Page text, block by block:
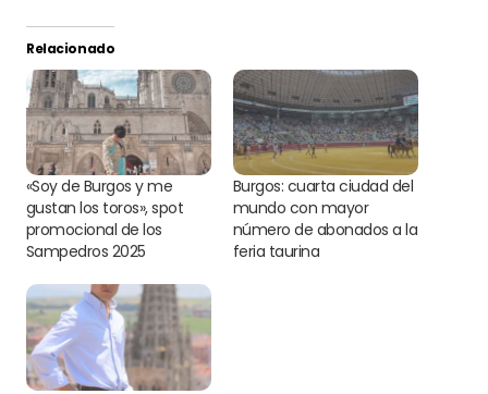
Relacionado
«Soy de Burgos y me
gustan los toros», spot
promocional de los
Sampedros 2025
Burgos: cuarta ciudad del
mundo con mayor
número de abonados a la
feria taurina